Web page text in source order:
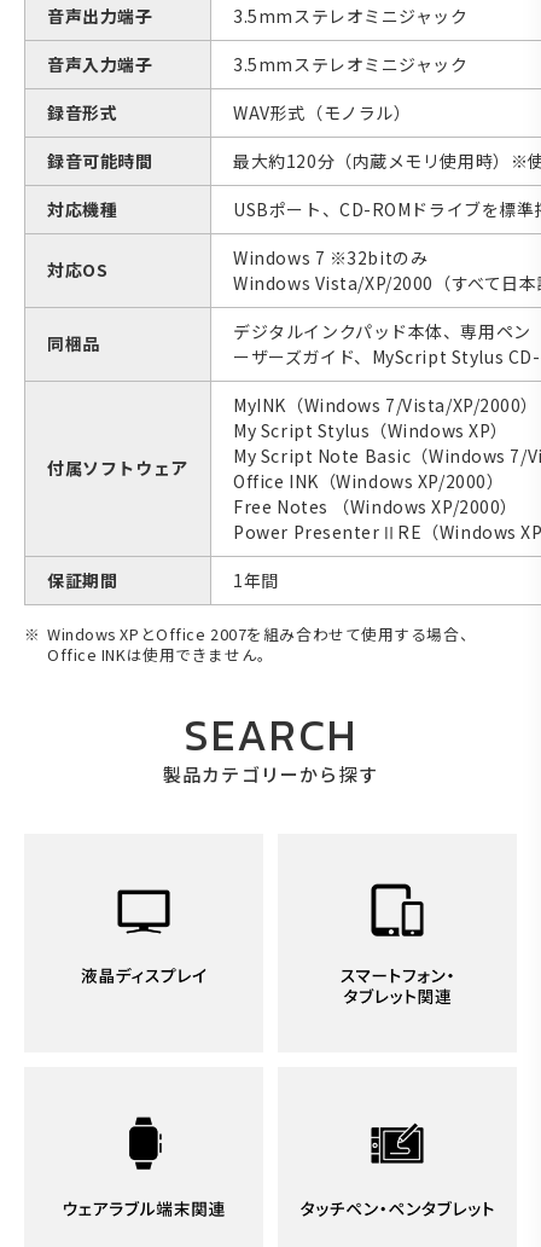
音声出力端子
3.5mmステレオミニジャック
音声入力端子
3.5mmステレオミニジャック
録音形式
WAV形式（モノラル）
録音可能時間
最大約120分（内蔵メモリ使用時）※
対応機種
USBポート、CD-ROMドライブを標
対応OS
Windows 7 ※32bitのみ
Windows Vista/XP/2000（すべて日本
同梱品
デジタルインクパッド本体、専用ペ
ーザーズガイド、MyScript Stylus
付属ソフトウェア
MyINK（Windows 7/Vista/XP/2000）
My Script Stylus（Windows XP）
My Script Note Basic（Windows 7/
Office INK（Windows XP/2000）
Free Notes （Windows XP/2000）
Power PresenterⅡRE（Windows
保証期間
1年間
Windows XPとOffice 2007を組み合わせて使用する場合、
Office INKは使用できません。
SEARCH
製品カテゴリーから探す